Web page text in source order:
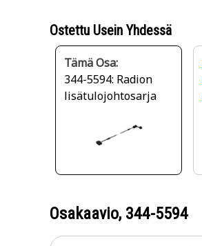
Ostettu Usein Yhdessä
Tämä Osa:
344-5594: Radion
lisätulojohtosarja
Osakaavio, 344-5594